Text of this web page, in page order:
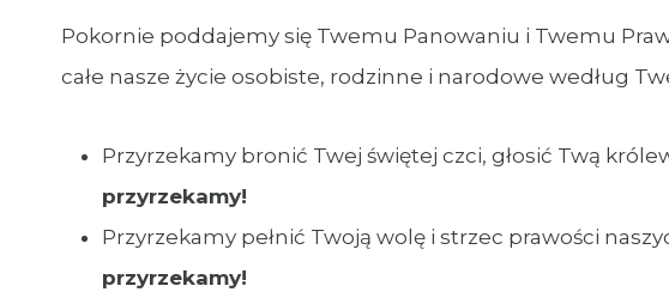
Pokornie poddajemy się Twemu Panowaniu i Twemu
całe nasze życie osobiste, rodzinne i narodowe według
Przyrzekamy bronić Twej świętej czci, głosić Twą
przyrzekamy!
Przyrzekamy pełnić Twoją wolę i strzec prawości
przyrzekamy!